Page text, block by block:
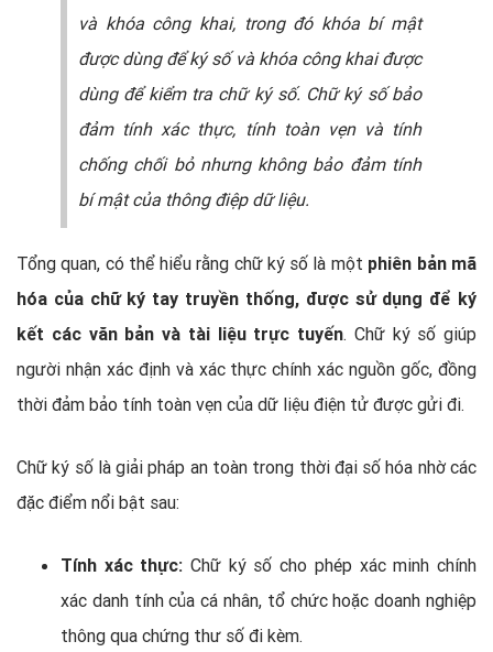
và khóa công khai, trong đó khóa bí mật
được dùng để ký số và khóa công khai được
dùng để kiểm tra chữ ký số. Chữ ký số bảo
đảm tính xác thực, tính toàn vẹn và tính
chống chối bỏ nhưng không bảo đảm tính
bí mật của thông điệp dữ liệu.
Tổng quan, có thể hiểu rằng chữ ký số là một phiên bản mã
hóa của chữ ký tay truyền thống, được sử dụng để ký
kết các văn bản và tài liệu trực tuyến. Chữ ký số giúp
người nhận xác định và xác thực chính xác nguồn gốc, đồng
thời đảm bảo tính toàn vẹn của dữ liệu điện tử được gửi đi.
Chữ ký số là giải pháp an toàn trong thời đại số hóa nhờ các
đặc điểm nổi bật sau:
Tính xác thực: Chữ ký số cho phép xác minh chính
xác danh tính của cá nhân, tổ chức hoặc doanh nghiệp
thông qua chứng thư số đi kèm.